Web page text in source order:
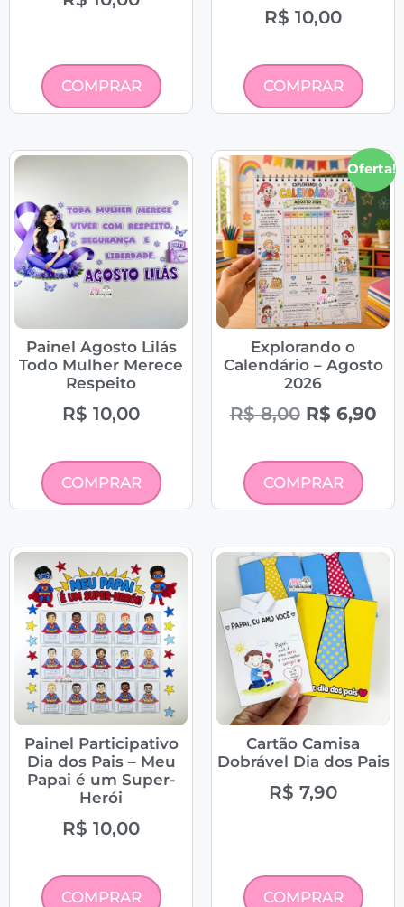
COMPRAR
R$ 10,00
COMPRAR
Painel Agosto Lilás
Todo Mulher Merece
Respeito
R$ 10,00
COMPRAR
Oferta!
Explorando o
Calendário – Agosto
2026
R$8,00 R$6,90
COMPRAR
Painel Participativo
Dia dos Pais – Meu
Papai é um Super-
Herói
R$ 10,00
COMPRAR
Cartão Camisa
Dobrável Dia dos Pais
R$ 7,90
COMPRAR